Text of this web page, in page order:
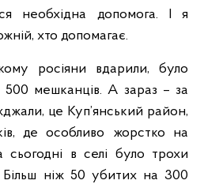
необхідна допомога. І я
хто допомагає.
росіяни вдарили, було
500 мешканців. А зараз – за
це Куп’янський район,
де особливо жорстко на
в селі було трохи
ніж 50 убитих на 300